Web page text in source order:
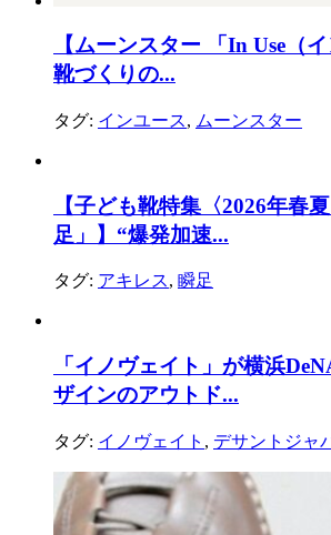
【ムーンスター 「In Use（
靴づくりの...
タグ: インユース, ムーンスター
【子ども靴特集〈2026年春
足」】“爆発加速...
タグ: アキレス, 瞬足
「イノヴェイト」が横浜
ザインのアウトド...
タグ: イノヴェイト , デサントジャ